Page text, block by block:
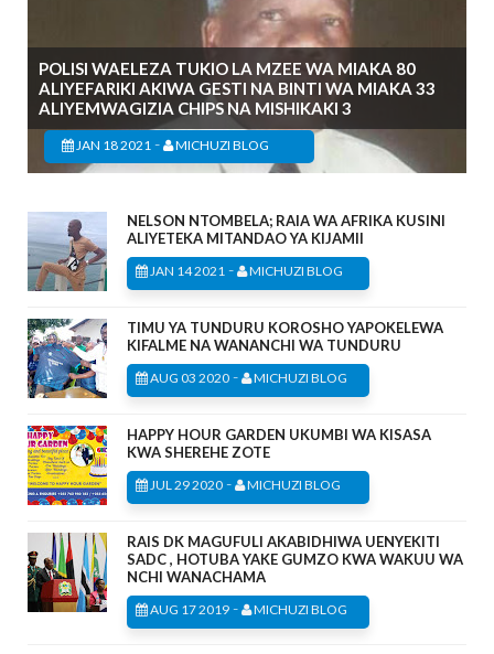
POLISI WAELEZA TUKIO LA MZEE WA MIAKA 80
ALIYEFARIKI AKIWA GESTI NA BINTI WA MIAKA 33
ALIYEMWAGIZIA CHIPS NA MISHIKAKI 3
JAN 18 2021 - MICHUZI BLOG
NELSON NTOMBELA; RAIA WA AFRIKA KUSINI
ALIYETEKA MITANDAO YA KIJAMII
JAN 14 2021 - MICHUZI BLOG
TIMU YA TUNDURU KOROSHO YAPOKELEWA
KIFALME NA WANANCHI WA TUNDURU
AUG 03 2020 - MICHUZI BLOG
HAPPY HOUR GARDEN UKUMBI WA KISASA
KWA SHEREHE ZOTE
JUL 29 2020 - MICHUZI BLOG
RAIS DK MAGUFULI AKABIDHIWA UENYEKITI
SADC , HOTUBA YAKE GUMZO KWA WAKUU WA
NCHI WANACHAMA
AUG 17 2019 - MICHUZI BLOG